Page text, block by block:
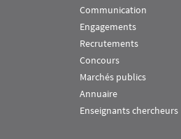
Communication
Engagements
Recrutements
Concours
Marchés publics
Annuaire
Enseignants chercheurs